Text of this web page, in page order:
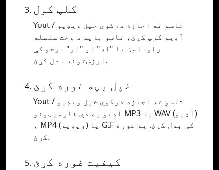
کلپ کول
Yout تاسو ته اجازه درکوي خپل ویډیو /
آډیو کرپ کړئ، تاسو باید د وخت سلسله
راوباسئ یا "له" او "تر" برخو کې
ارزښتونه بدل کړئ.
خپل بڼه غوره کړئ
Yout تاسو ته اجازه درکوي خپل ویډیو /
آډیو په دې فارمیټونو MP3 یا WAV (آډیو)
، MP4 (ویډیو) یا GIF کې بدل کړئ. یو غوره
کړئ.
کیفیت غوره کړئ